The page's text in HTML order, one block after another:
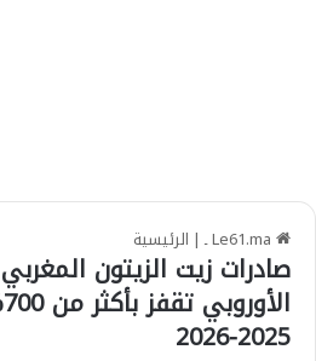
| الرئيسية
صادرات زيت الزيتون
2025-2026